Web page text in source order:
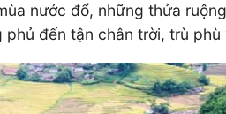
nước đổ, những thửa
đến tận chân trời, trù